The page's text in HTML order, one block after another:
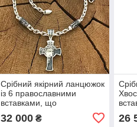
Срібний якірний ланцюжок
із 6 православними
вставками, що
зображують лики Святих і
хрестом
32 000₴ 26